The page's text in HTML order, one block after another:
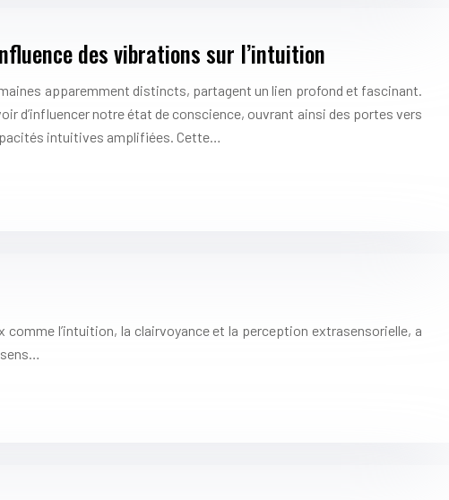
des vibrations sur l’intuition
apparemment distincts, partagent un lien profond et fascinant.
d’influencer notre état de conscience, ouvrant ainsi des portes vers
intuitives amplifiées. Cette…
comme l’intuition, la clairvoyance et la perception extrasensorielle, a